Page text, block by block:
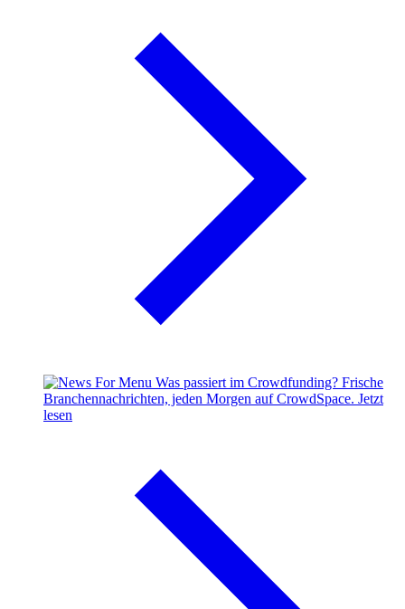
Was passiert im Crowdfunding? Frische
Branchennachrichten, jeden Morgen auf CrowdSpace. Jetzt
lesen